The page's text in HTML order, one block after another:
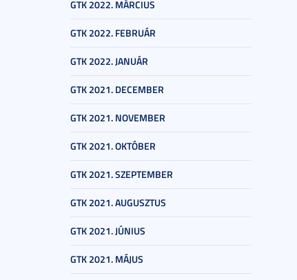
GTK 2022. MÁRCIUS
GTK 2022. FEBRUÁR
GTK 2022. JANUÁR
GTK 2021. DECEMBER
GTK 2021. NOVEMBER
GTK 2021. OKTÓBER
GTK 2021. SZEPTEMBER
GTK 2021. AUGUSZTUS
GTK 2021. JÚNIUS
GTK 2021. MÁJUS